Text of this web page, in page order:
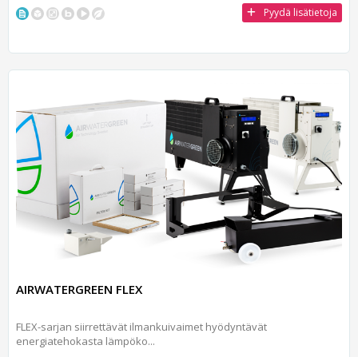
Pyydä lisätietoja
AIRWATERGREEN FLEX
FLEX-sarjan siirrettävät ilmankuivaimet hyödyntävät
energiatehokasta lämpöko...